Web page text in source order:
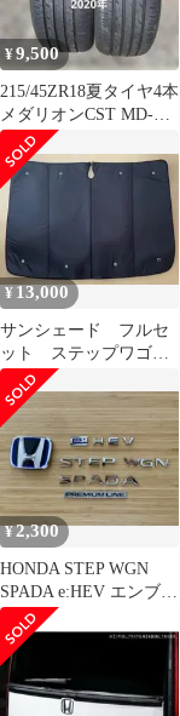
¥9,500
215/45ZR18夏タイヤ4本
メダリオンCST MD-A1
20年製造ドリケツ
¥ 13,000
サンシェード フルセ
ット ステップワゴン
RP1/5系対応 【趣味職
人】
¥2,300
HONDA STEP WGN
SPADA e:HEV エンブレ
ム 純正パーツ